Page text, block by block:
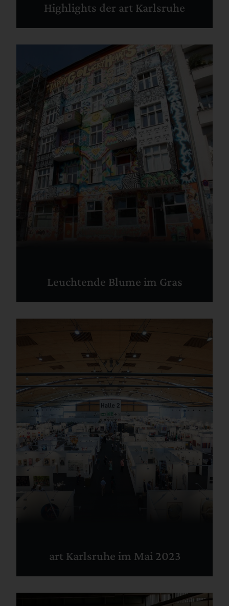
Highlights der art Karlsruhe
Leuchtende Blume im Gras
art Karlsruhe im Mai 2023